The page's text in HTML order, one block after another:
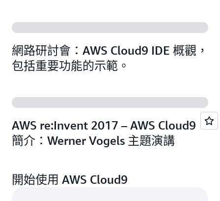
網路研討會：AWS Cloud9 IDE 概觀，
包括重要功能的示範。
AWS re:Invent 2017 – AWS Cloud9
簡介：Werner Vogels 主題演講
開始使用 AWS Cloud9